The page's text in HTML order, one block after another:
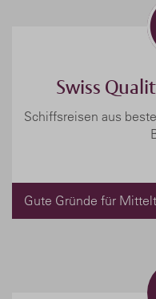
Swiss
Schiffsreisen aus
Gute Gründe für